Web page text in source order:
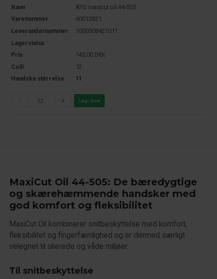
MaxiCut Oil 44-505: De bæredygtige
og skærehæmmende handsker med
god komfort og fleksibilitet
MaxiCut Oil kombinerer snitbeskyttelse med komfort,
fleksibilitet og fingerfærdighed og er dermed særligt
velegnet til olierede og våde miljøer.
Til snitbeskyttelse
Navn
ATG maxicut oil 44-505
Varenummer
60012821
Leverandørnummer
1000308421011
Lagerstatus
Pris
145,00 DKK
Colli
12
Handske størrelse
11
- + Læg i kurv